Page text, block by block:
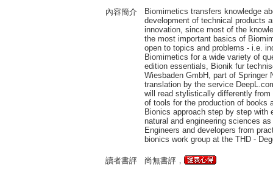
內容簡介
Biomimetics transfers knowledge
development of technical products
innovation, since most of the
the most important basics of
open to topics and problems - i.e.
Biomimetics for a wide variety of
edition essentials, Bionik fur
Wiesbaden GmbH, part of Springer
translation by the service
will read stylistically differently
of tools for the production of books
Bionics approach step by step
natural and engineering sciences
Engineers and developers from
bionics work group at the THD -
讀者書評 尚無書評，